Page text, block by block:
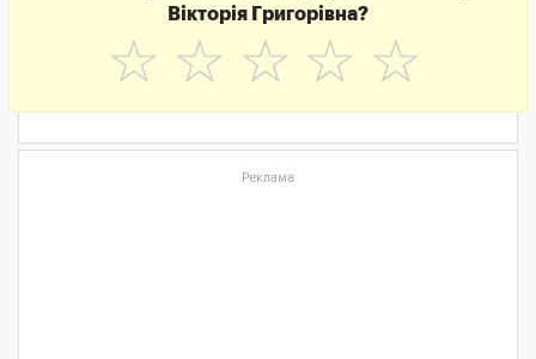
Вікторія Григорівна?
☆
☆
☆
☆
☆
Реклама